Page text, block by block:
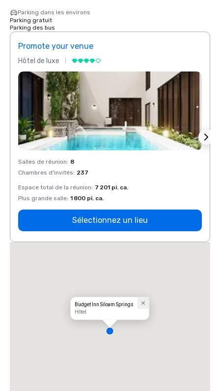
Parking dans les environs
Parking gratuit
Parking des bus
Promote your venue
Hôtel de luxe
Salles de réunion: 8
Chambres d'invités: 237
Espace total de la réunion: 7 201 pi. ca.
Plus grande salle: 1 800 pi. ca.
Sélectionnez un lieu
Budget Inn Siloam Springs
Hôtel